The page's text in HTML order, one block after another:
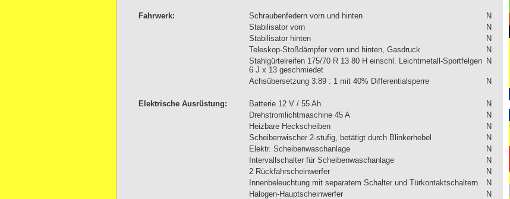
Fahrwerk: Schraubenfedern vorn und hinten
N
Stabilisator vorn
N
Stabilisator hinten
N
Teleskop-Stoßdämpfer vorn und hinten, Gasdruck
N
Stahlgürtelreifen 175/70 R 13 80 H einschl. Leichtmetall-Sportfelgen
6 J x 13 geschmiedet
N
Achsübersetzung 3:89 : 1 mit 40% Differentialsperre N
Elektrische Ausrüstung: Batterie 12 V / 55 Ah
N
Drehstromlichtmaschine 45 A
N
Heizbare Heckscheiben
N
Scheibenwischer 2-stufig, betätigt durch Blinkerhebel
N
Elektr. Scheibenwaschanlage
N
Intervallschalter für Scheibenwaschanlage
N
2 Rückfahrscheinwerfer
N
Innenbeleuchtung mit separatem Schalter und Türkontaktschaltern
N
Halogen-Hauptscheinwerfer
N